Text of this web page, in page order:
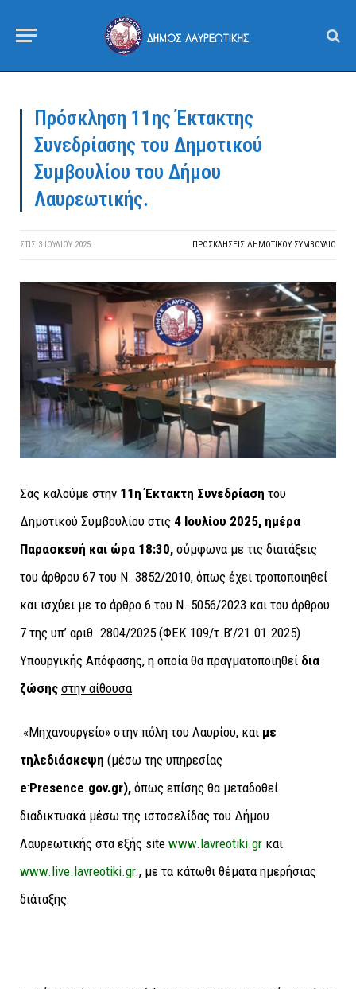
Πρόσκληση 11ης Έκτακτης
Συνεδρίασης του Δημοτικού
Συμβουλίου του Δήμου
Λαυρεωτικής.
ΣΤΙΣ 3 ΙΟΥΛΊΟΥ 2025 ΠΡΟΣΚΛΉΣΕΙΣ ΔΗΜΟΤΙΚΟΎ ΣΥΜΒΟΎΛΙΟ
Σας καλούμε στην 11η Έκτακτη Συνεδρίαση του
Δημοτικού Συμβουλίου στις 4 Ιουλίου 2025, ημέρα
Παρασκευή και ώρα 18:30, σύμφωνα με τις διατάξεις
του άρθρου 67 του Ν. 3852/2010, όπως έχει τροποποιηθεί
και ισχύει με το άρθρο 6 του Ν. 5056/2023 και του άρθρου
7 της υπ’ αριθ. 2804/2025 (ΦΕΚ 109/τ.Β’/21.01.2025)
Υπουργικής Απόφασης, η οποία θα πραγματοποιηθεί δια
ζώσης στην αίθουσα
«Μηχανουργείο» στην πόλη του Λαυρίου, και με
τηλεδιάσκεψη (μέσω της υπηρεσίας
e:Presence.gov.gr), όπως επίσης θα μεταδοθεί
διαδικτυακά μέσω της ιστοσελίδας του Δήμου
Λαυρεωτικής στα εξής site www.lavreotiki.gr και
www.live.lavreotiki.gr., με τα κάτωθι θέματα ημερήσιας
διάταξης: